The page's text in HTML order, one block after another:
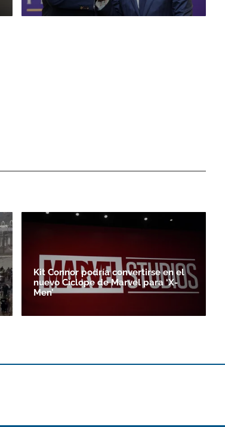
Kit Connor podría convertirse en el
nuevo Cíclope de Marvel para ‘X-
Men’